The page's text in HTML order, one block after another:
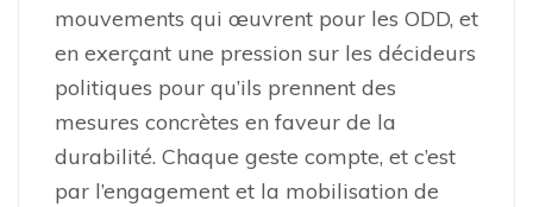
mouvements qui œuvrent pour les ODD, et
en exerçant une pression sur les décideurs
politiques pour qu’ils prennent des
mesures concrètes en faveur de la
durabilité. Chaque geste compte, et c’est
par l’engagement et la mobilisation de